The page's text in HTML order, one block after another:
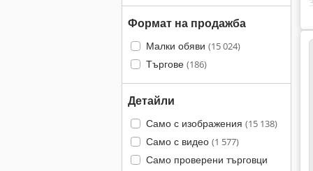
Формат на продажба
Малки обяви (15 024)
Търгове (186)
Детайли
Само с изображения (15 138)
Само с видео (1 577)
Само проверени търговци